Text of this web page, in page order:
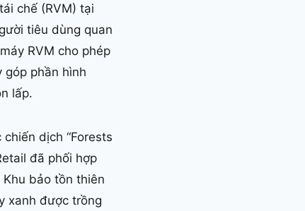
chế (RVM) tại
tiêu dùng quan
RVM cho phép
góp phần hình
lấp.
dịch “Forests
đã phối hợp
bảo tồn thiên
xanh được trồng